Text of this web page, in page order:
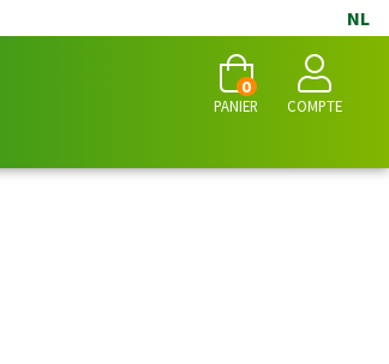
NL
PANIER
0
COMPTE